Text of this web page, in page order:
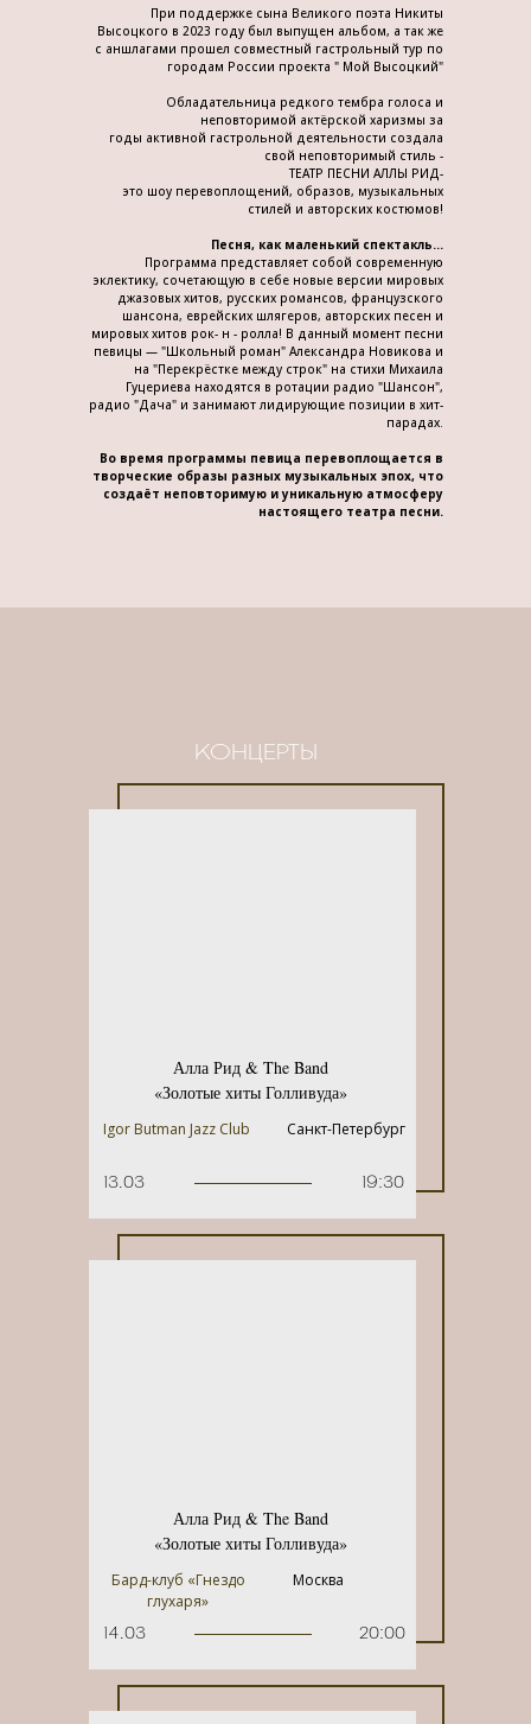
При поддержке сына Великого поэта Никиты
Высоцкого в 2023 году был выпущен альбом, а так же
с аншлагами прошел совместный гастрольный тур по
городам России проекта " Мой Высоцкий"
Обладательница редкого тембра голоса и
неповторимой актёрской харизмы за
годы активной гастрольной деятельности создала
свой неповторимый стиль -
ТЕАТР ПЕСНИ АЛЛЫ РИД-
это шоу перевоплощений, образов, музыкальных
стилей и авторских костюмов!
Песня, как маленький спектакль...
Программа представляет собой современную
эклектику, сочетающую в себе новые версии мировых
джазовых хитов, русских романсов, французского
шансона, еврейских шлягеров, авторских песен и
мировых хитов рок- н - ролла! В данный момент песни
певицы — "Школьный роман" Александра Новикова и
на "Перекрёстке между строк" на стихи Михаила
Гуцериева находятся в ротации радио "Шансон",
радио "Дача" и занимают лидирующие позиции в хит-
парадах.
Во время программы певица перевоплощается в
творческие образы разных музыкальных эпох, что
создаёт неповторимую и уникальную атмосферу
настоящего театра песни.
КОНЦЕРТЫ
Алла Рид & The Band
«Золотые хиты Голливуда»
13.03 19:30
Санкт-Петербург
Igor Butman Jazz Club
Алла Рид & The Band
«Золотые хиты Голливуда»
14.03 20:00
Москва
Бард-клуб «Гнездо
глухаря»